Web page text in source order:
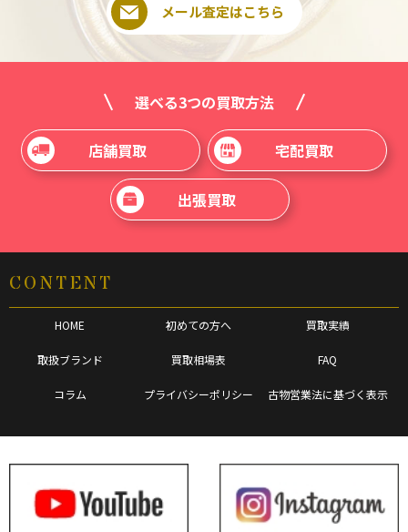
メール査定はこちら
選べる3つの買取方法
店舗買取 宅配買取
出張買取
CONTENT
HOME 初めての方へ 買取実績
取扱ブランド 買取相場表 FAQ
コラム プライバシーポリシー 古物営業法に基づく表示